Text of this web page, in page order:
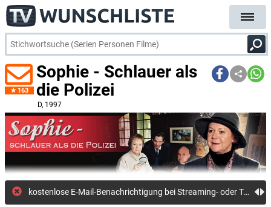
163
Sophie - Schlauer als
die Polizei
D, 1997
kostenlose E-Mail-Benachri